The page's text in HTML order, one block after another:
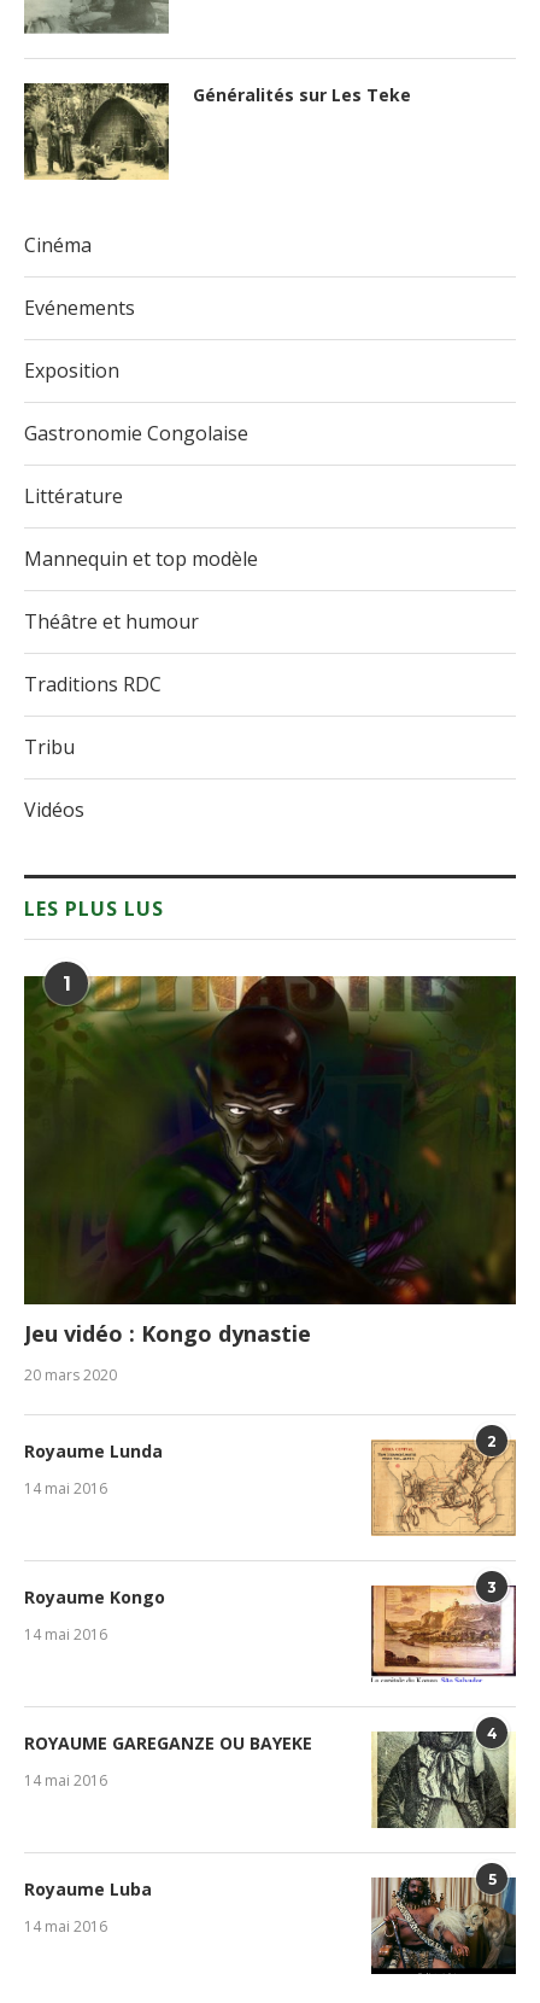
Généralités sur Les Teke
Cinéma
Evénements
Exposition
Gastronomie Congolaise
Littérature
Mannequin et top modèle
Théâtre et humour
Traditions RDC
Tribu
Vidéos
LES PLUS LUS
1
Jeu vidéo : Kongo dynastie
20 mars 2020
2
Royaume Lunda
14 mai 2016
3
Royaume Kongo
14 mai 2016
4
ROYAUME GAREGANZE OU BAYEKE
14 mai 2016
5
Royaume Luba
14 mai 2016